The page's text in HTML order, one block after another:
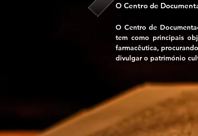
O Centro de
O Centro de
tem como principais
farmacêutica,
divulgar o património